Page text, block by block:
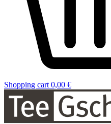
Shopping cart 0,00 €